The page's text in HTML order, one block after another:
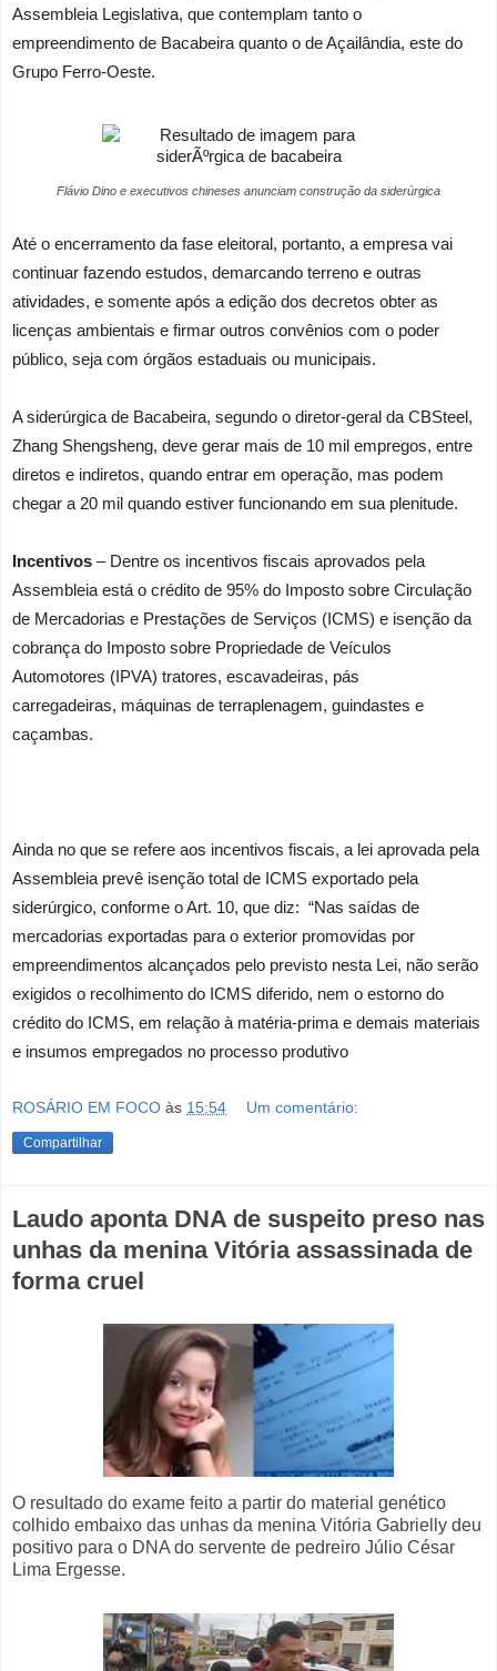
Assembleia Legislativa, que contemplam tanto o
empreendimento de Bacabeira quanto o de Açailândia, este do
Grupo Ferro-Oeste.
Flávio Dino e executivos chineses anunciam construção da siderúrgica
Até o encerramento da fase eleitoral, portanto, a empresa vai
continuar fazendo estudos, demarcando terreno e outras
atividades, e somente após a edição dos decretos obter as
licenças ambientais e firmar outros convênios com o poder
público, seja com órgãos estaduais ou municipais.
A siderúrgica de Bacabeira, segundo o diretor-geral da CBSteel,
Zhang Shengsheng, deve gerar mais de 10 mil empregos, entre
diretos e indiretos, quando entrar em operação, mas podem
chegar a 20 mil quando estiver funcionando em sua plenitude.
Incentivos – Dentre os incentivos fiscais aprovados pela
Assembleia está o crédito de 95% do Imposto sobre Circulação
de Mercadorias e Prestações de Serviços (ICMS) e isenção da
cobrança do Imposto sobre Propriedade de Veículos
Automotores (IPVA) tratores, escavadeiras, pás
carregadeiras, máquinas de terraplenagem, guindastes e
caçambas.
Ainda no que se refere aos incentivos fiscais, a lei aprovada pela
Assembleia prevê isenção total de ICMS exportado pela
siderúrgico, conforme o Art. 10, que diz: “Nas saídas de
mercadorias exportadas para o exterior promovidas por
empreendimentos alcançados pelo previsto nesta Lei, não serão
exigidos o recolhimento do ICMS diferido, nem o estorno do
crédito do ICMS, em relação à matéria-prima e demais materiais
e insumos empregados no processo produtivo
ROSÁRIO EM FOCO às 15:54 Um comentário:
Compartilhar
Laudo aponta DNA de suspeito preso nas
unhas da menina Vitória assassinada de
forma cruel
O resultado do exame feito a partir do material genético
colhido embaixo das unhas da menina Vitória Gabrielly deu
positivo para o DNA do servente de pedreiro Júlio César
Lima Ergesse.